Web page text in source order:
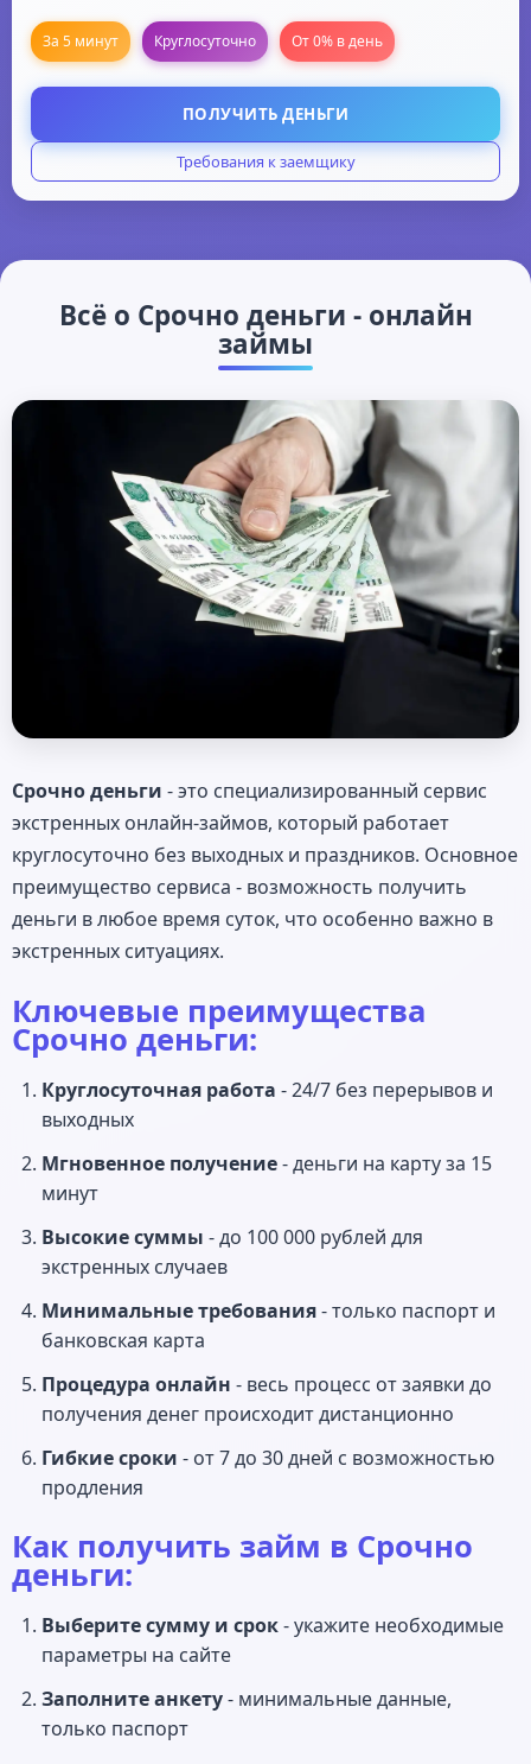
За 5 минут Круглосуточно От 0% в день
ПОЛУЧИТЬ ДЕНЬГИ
Требования к заемщику
Гражданство: РФ
Всё о Срочно деньги - онлайн
займы
Срочно деньги - это специализированный сервис
экстренных онлайн-займов, который работает
круглосуточно без выходных и праздников. Основное
преимущество сервиса - возможность получить
деньги в любое время суток, что особенно важно в
экстренных ситуациях.
Ключевые преимущества
Срочно деньги:
Круглосуточная работа - 24/7 без перерывов и
выходных
Мгновенное получение- деньги на карту за 15
минут
Высокие суммы - до 100 000 рублей для
экстренных случаев
Минимальные требования- только паспорт и
банковская карта
Процедура онлайн - весь процесс от заявки до
получения денег происходит дистанционно
Гибкие сроки - от 7 до 30 дней с возможностью
продления
Как получить займ в Срочно
деньги:
Выберите сумму и срок- укажите необходимые
параметры на сайте
Заполните анкету- минимальные данные,
только паспорт